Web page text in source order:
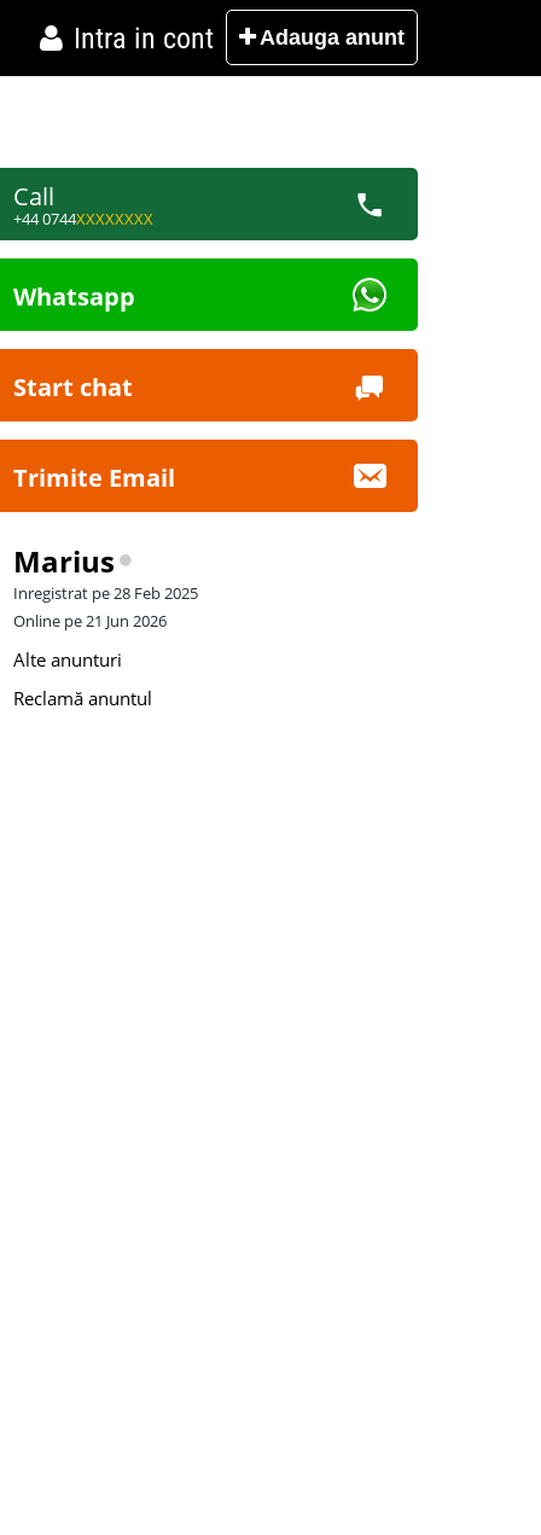
Intra in cont Adauga anunt
Call
+44 0744XXXXXXXX
Whatsapp
Start chat
Trimite Email
Marius
Inregistrat pe 28 Feb 2025
Online pe 21 Jun 2026
Alte anunturi
Reclamă anuntul